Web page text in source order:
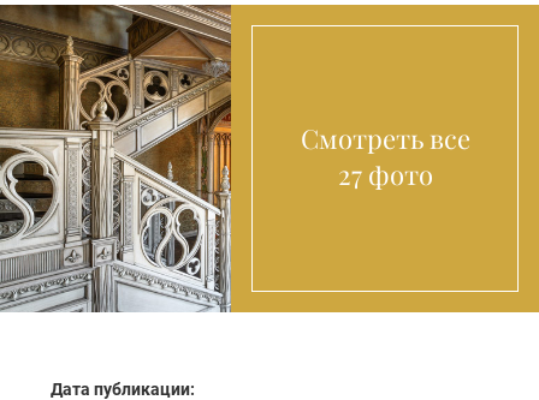
Смотреть все
27 фото
Дата публикации: